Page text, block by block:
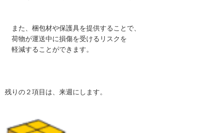
また、梱包材や保護具を提供することで、
荷物が運送中に損傷を受けるリスクを
軽減することができます。
残りの２項目は、来週にします。